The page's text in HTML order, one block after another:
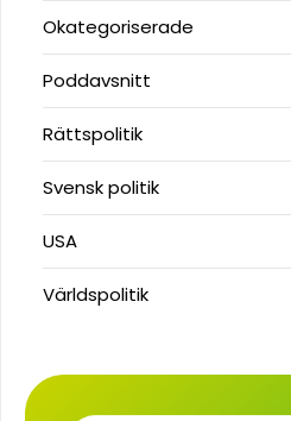
Okategoriserade
Poddavsnitt
Rättspolitik
Svensk politik
USA
Världspolitik